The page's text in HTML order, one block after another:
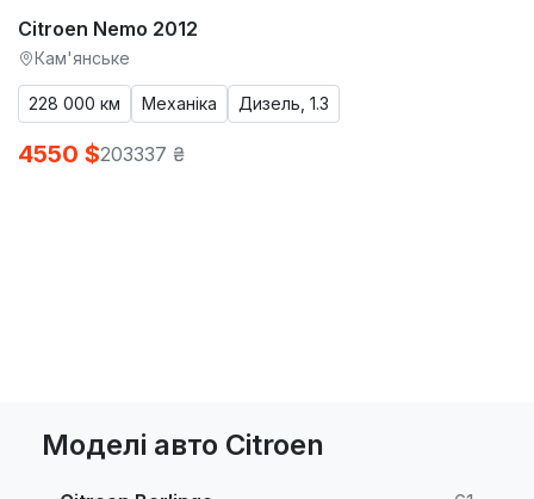
Citroen Nemo 2012
Кам'янське
228 000 км Механіка Дизель, 1.3
4550 $203337 ₴
Моделі авто Citroen